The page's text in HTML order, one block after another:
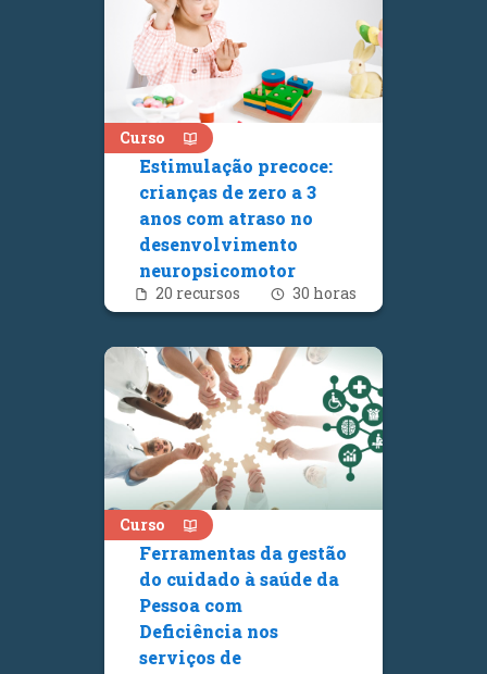
Curso
Estimulação precoce:
crianças de zero a 3
anos com atraso no
desenvolvimento
neuropsicomotor
20 recursosQuantidade de recursos
30 horas
Curso
Ferramentas da gestão
do cuidado à saúde da
Pessoa com
Deficiência nos
serviços de